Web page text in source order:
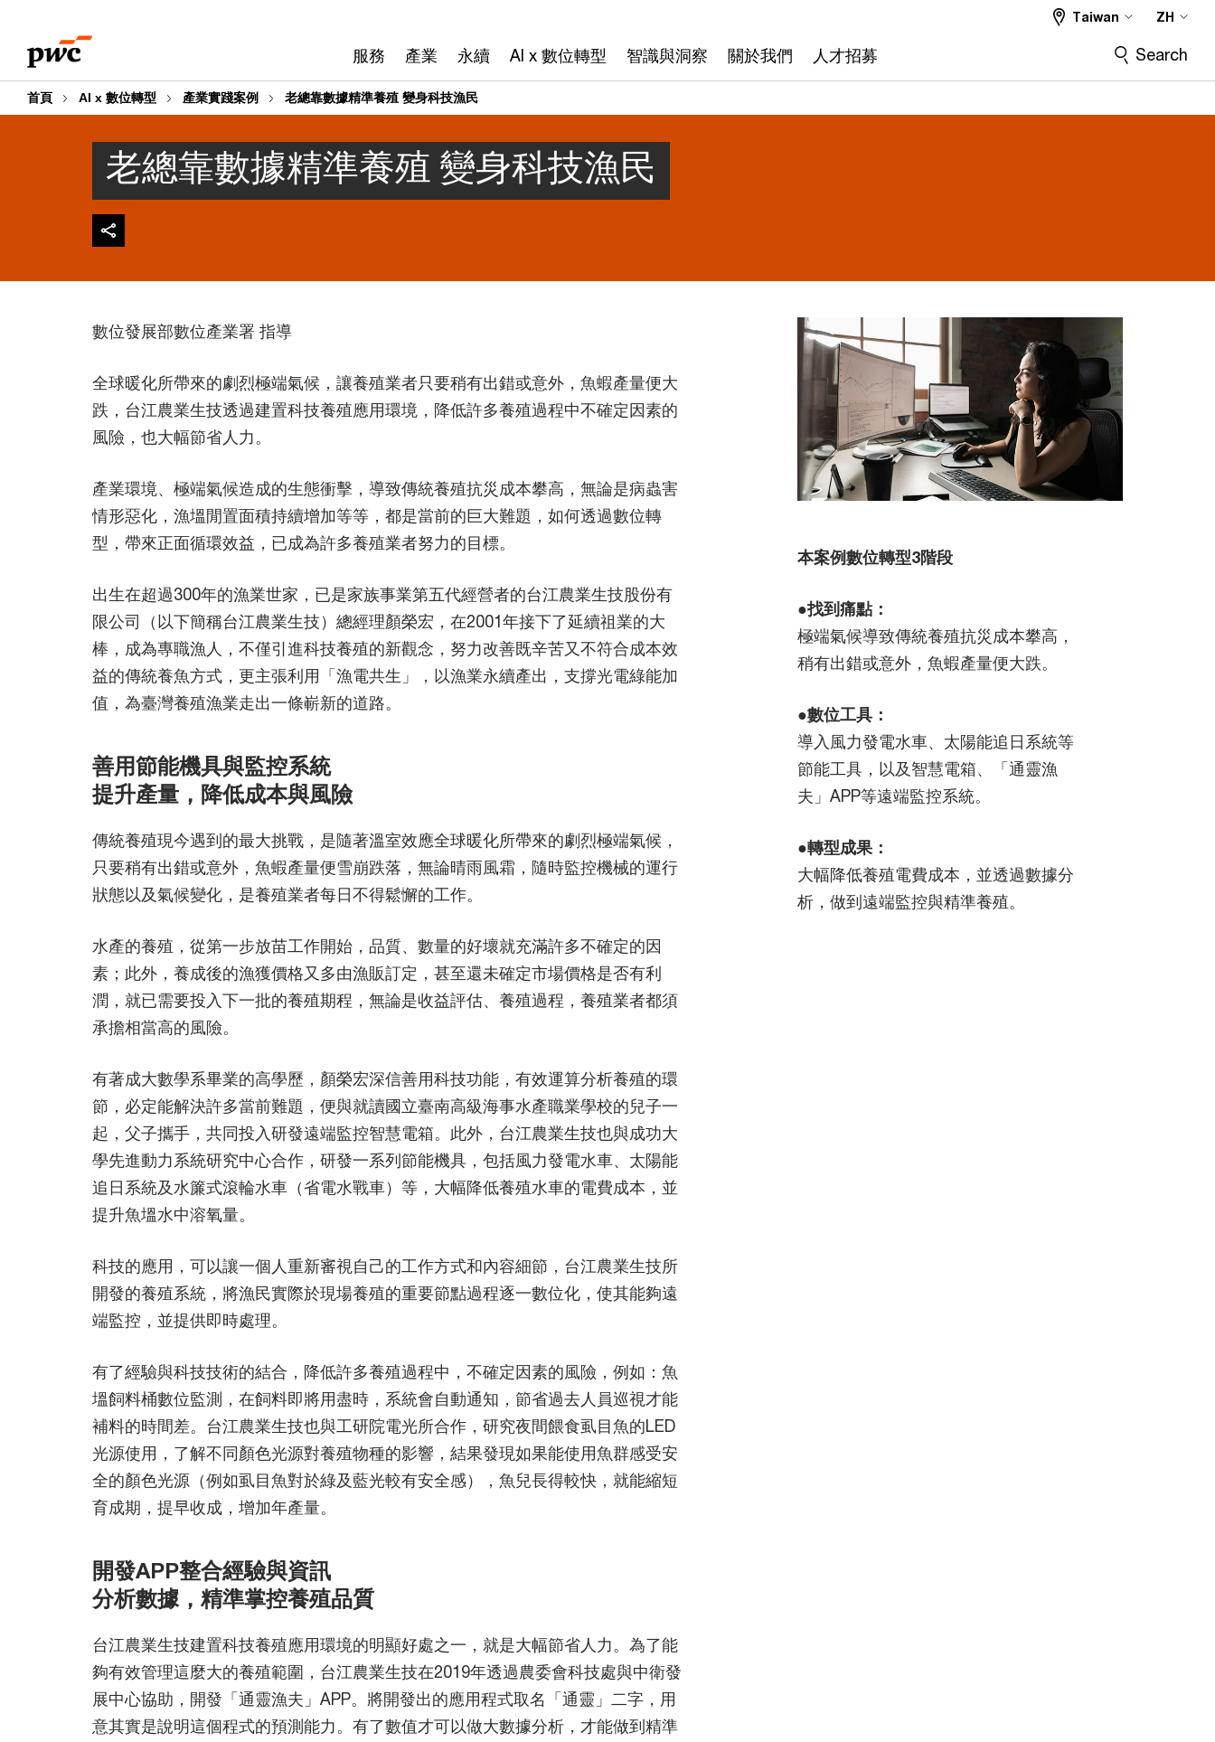
content
footer
服務 產業 永續 AI x 數位轉型 智識與洞察 關於我們 人才招募
Taiwan ZH
Search
首頁 AI x 數位轉型 產業實踐案例 老總靠數據精準養殖 變身科技漁民
老總靠數據精準養殖 變身科技漁民
數位發展部數位產業署 指導
全球暖化所帶來的劇烈極端氣候，讓養殖業者只要稍有出錯或意外，魚蝦產量便大
跌，台江農業生技透過建置科技養殖應用環境，降低許多養殖過程中不確定因素的
風險，也大幅節省人力。
產業環境、極端氣候造成的生態衝擊，導致傳統養殖抗災成本攀高，無論是病蟲害
情形惡化，漁塭閒置面積持續增加等等，都是當前的巨大難題，如何透過數位轉
型，帶來正面循環效益，已成為許多養殖業者努力的目標。
出生在超過300年的漁業世家，已是家族事業第五代經營者的台江農業生技股份有
限公司（以下簡稱台江農業生技）總經理顏榮宏，在2001年接下了延續祖業的大
棒，成為專職漁人，不僅引進科技養殖的新觀念，努力改善既辛苦又不符合成本效
益的傳統養魚方式，更主張利用「漁電共生」，以漁業永續產出，支撐光電綠能加
值，為臺灣養殖漁業走出一條嶄新的道路。
善用節能機具與監控系統
提升產量，降低成本與風險
傳統養殖現今遇到的最大挑戰，是隨著溫室效應全球暖化所帶來的劇烈極端氣候，
只要稍有出錯或意外，魚蝦產量便雪崩跌落，無論晴雨風霜，隨時監控機械的運行
狀態以及氣候變化，是養殖業者每日不得鬆懈的工作。
水產的養殖，從第一步放苗工作開始，品質、數量的好壞就充滿許多不確定的因
素；此外，養成後的漁獲價格又多由漁販訂定，甚至還未確定市場價格是否有利
潤，就已需要投入下一批的養殖期程，無論是收益評估、養殖過程，養殖業者都須
承擔相當高的風險。
有著成大數學系畢業的高學歷，顏榮宏深信善用科技功能，有效運算分析養殖的環
節，必定能解決許多當前難題，便與就讀國立臺南高級海事水產職業學校的兒子一
起，父子攜手，共同投入研發遠端監控智慧電箱。此外，台江農業生技也與成功大
學先進動力系統研究中心合作，研發一系列節能機具，包括風力發電水車、太陽能
追日系統及水簾式滾輪水車（省電水戰車）等，大幅降低養殖水車的電費成本，並
提升魚塭水中溶氧量。
科技的應用，可以讓一個人重新審視自己的工作方式和內容細節，台江農業生技所
開發的養殖系統，將漁民實際於現場養殖的重要節點過程逐一數位化，使其能夠遠
端監控，並提供即時處理。
有了經驗與科技技術的結合，降低許多養殖過程中，不確定因素的風險，例如：魚
塭飼料桶數位監測，在飼料即將用盡時，系統會自動通知，節省過去人員巡視才能
補料的時間差。台江農業生技也與工研院電光所合作，研究夜間餵食虱目魚的LED
光源使用，了解不同顏色光源對養殖物種的影響，結果發現如果能使用魚群感受安
全的顏色光源（例如虱目魚對於綠及藍光較有安全感），魚兒長得較快，就能縮短
育成期，提早收成，增加年產量。
開發APP整合經驗與資訊
分析數據，精準掌控養殖品質
台江農業生技建置科技養殖應用環境的明顯好處之一，就是大幅節省人力。為了能
夠有效管理這麼大的養殖範圍，台江農業生技在2019年透過農委會科技處與中衛發
展中心協助，開發「通靈漁夫」APP。將開發出的應用程式取名「通靈」二字，用
意其實是說明這個程式的預測能力。有了數值才可以做大數據分析，才能做到精準
本案例數位轉型3階段
●找到痛點：
極端氣候導致傳統養殖抗災成本攀高，
稍有出錯或意外，魚蝦產量便大跌。
●數位工具：
導入風力發電水車、太陽能追日系統等
節能工具，以及智慧電箱、「通靈漁
夫」APP等遠端監控系統。
●轉型成果：
大幅降低養殖電費成本，並透過數據分
析，做到遠端監控與精準養殖。